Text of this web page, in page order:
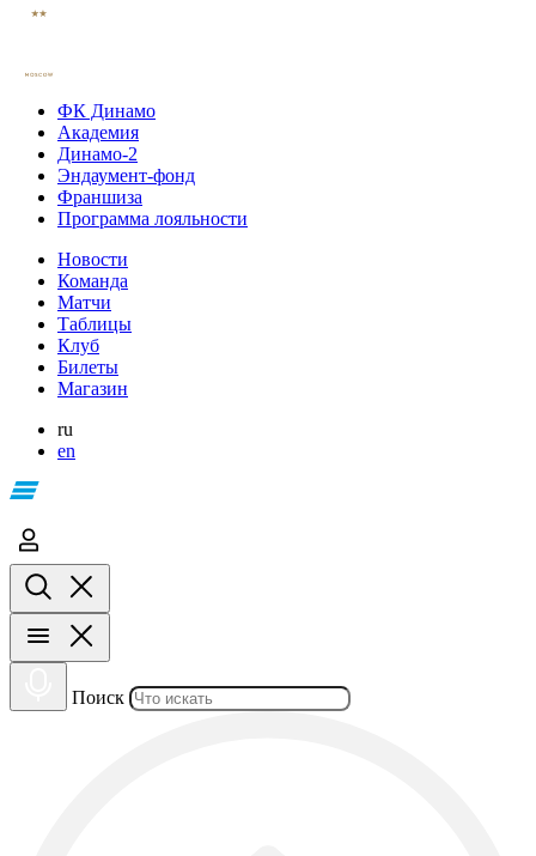
ФК Динамо
Академия
Динамо-2
Эндаумент-фонд
Франшиза
Программа лояльности
Новости
Команда
Матчи
Таблицы
Клуб
Билеты
Магазин
ru
en
Поиск